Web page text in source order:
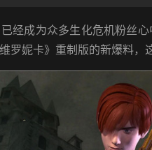
成为众多生化危机粉丝心
罗妮卡》重制版的新爆料，